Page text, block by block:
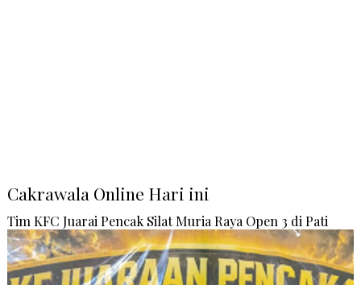
Cakrawala Online Hari ini
Tim KFC Juarai Pencak Silat Muria Raya Open 3 di Pati